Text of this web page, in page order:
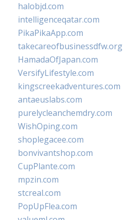
halobjd.com
intelligenceqatar.com
PikaPikaApp.com
takecareofbusinessdfw.org
HamadaOfJapan.com
VersifyLifestyle.com
kingscreekadventures.com
antaeuslabs.com
purelycleanchemdry.com
WishOping.com
shoplegacee.com
bonvivantshop.com
CupPlante.com
mpzin.com
stcreal.com
PopUpFlea.com